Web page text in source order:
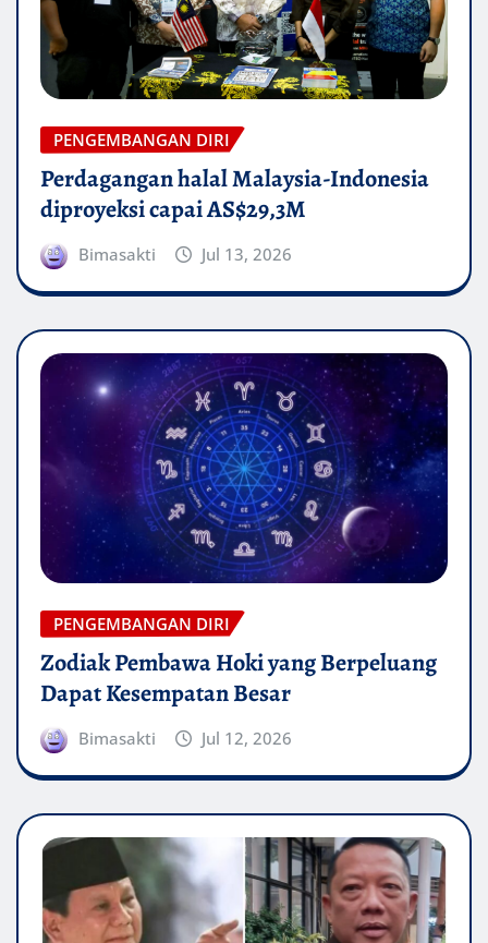
PENGEMBANGAN DIRI
Perdagangan halal Malaysia-Indonesia
diproyeksi capai AS$29,3M
Bimasakti Jul 13, 2026
PENGEMBANGAN DIRI
Zodiak Pembawa Hoki yang Berpeluang
Dapat Kesempatan Besar
Bimasakti Jul 12, 2026